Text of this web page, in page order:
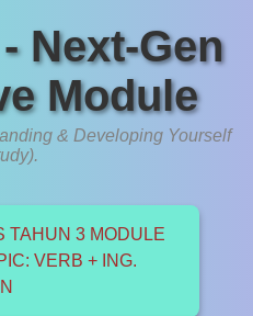
Next-Gen
Module
& Developing Yourself
TAHUN 3 MODULE
VERB + ING.